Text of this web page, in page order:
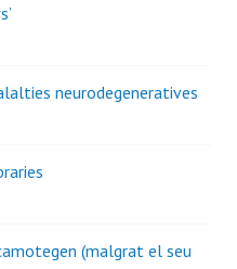
neurodegeneratives
(malgrat el seu